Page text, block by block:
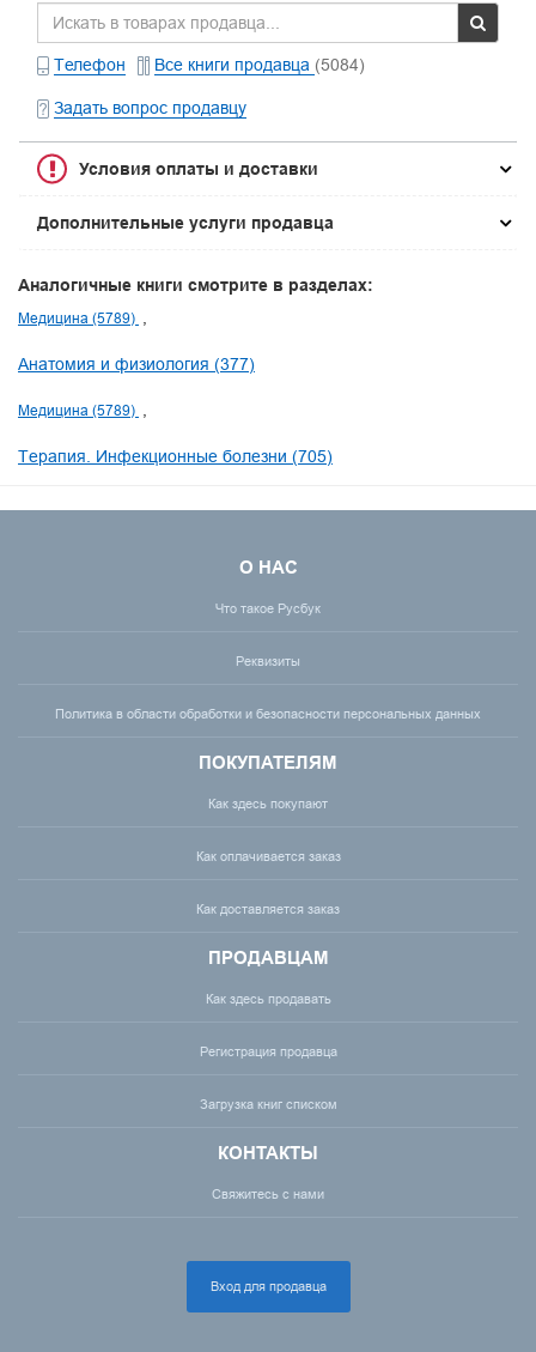
Телефон Все книги продавца (5084)
Задать вопрос продавцу
Условия оплаты и доставки
Дополнительные услуги продавца
Аналогичные книги смотрите в разделах:
Медицина (5789)
Анатомия и физиология (377)
Медицина (5789)
Терапия. Инфекционные болезни (705)
О НАС
Что такое Русбук
Реквизиты
Политика в области обработки и безопасности персональных данных
ПОКУПАТЕЛЯМ
Как здесь покупают
Как оплачивается заказ
Как доставляется заказ
ПРОДАВЦАМ
Как здесь продавать
Регистрация продавца
Загрузка книг списком
КОНТАКТЫ
Свяжитесь с нами
Вход для продавца